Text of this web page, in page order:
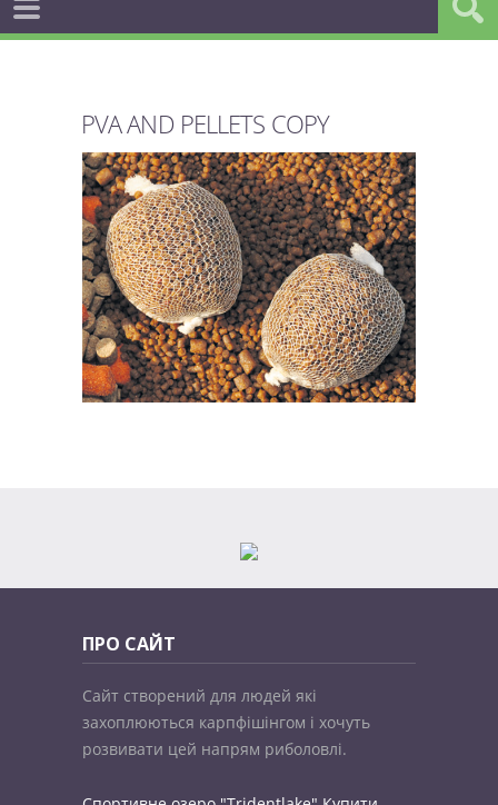
PVA AND PELLETS COPY
ПРО САЙТ
Сайт створений для людей які
захоплюються карпфішінгом і хочуть
розвивати цей напрям риболовлі.